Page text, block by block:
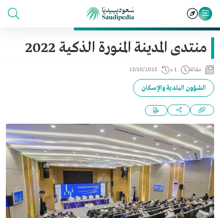
منتدى المدينة المنورة الذكية 2022
مقالة 1 د 13/10/2023
الشؤون البلدية والإسكان